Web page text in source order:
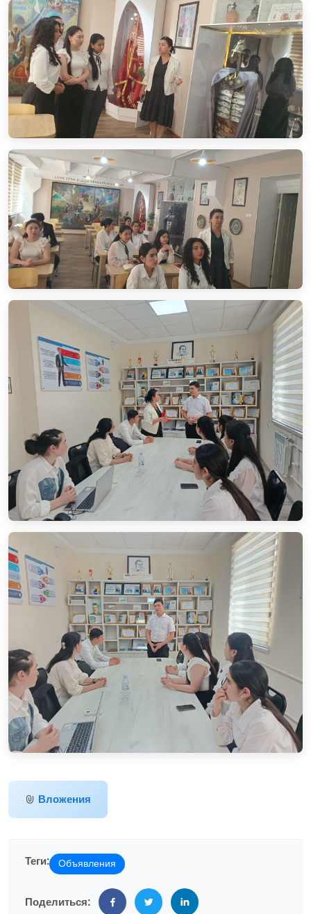
Вложения
Теги: Объявления
Поделиться: